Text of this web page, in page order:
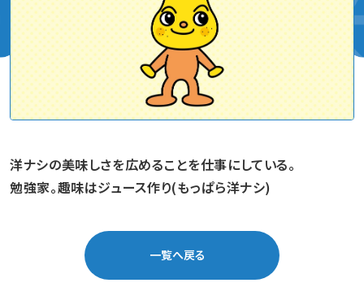
洋ナシの美味しさを広めることを仕事にしている。
勉強家。趣味はジュース作り(もっぱら洋ナシ)
一覧へ戻る